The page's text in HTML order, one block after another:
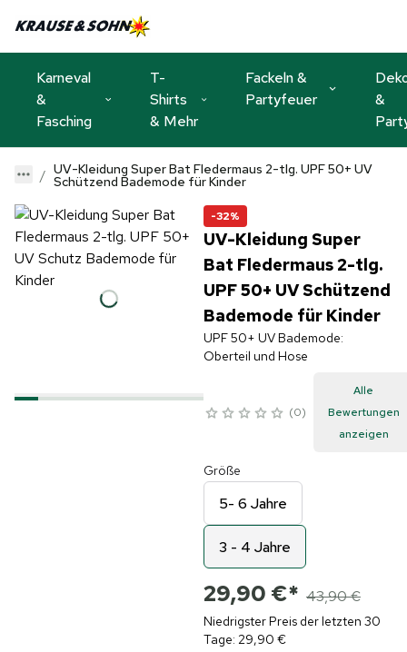
Karneval
&
Fasching
T-
Shirts
& Mehr
Fackeln &
Partyfeuer
&
UV-Kleidung Super Bat Fledermaus 2-tlg. UPF 50+ UV
Schützend Bademode für Kinder
-32%
UV-Kleidung Super
Bat Fledermaus 2-tlg.
UPF 50+ UV Schützend
Bademode für Kinder
UPF 50+ UV Bademode:
Oberteil und Hose
0
Alle
Bewertungen
anzeigen
Größe
5- 6 Jahre
3 - 4 Jahre
29,90 €* 43,90 €
Niedrigster Preis der letzten 30
Tage: 29,90 €